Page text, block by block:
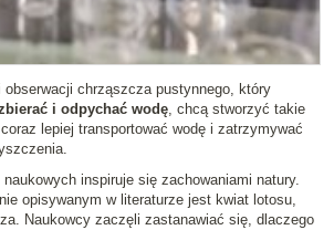
chrząszcza pustynnego, który
i odpychać wodę, chcą stworzyć takie
lepiej transportować wodę i zatrzymywać
inspiruje się zachowaniami natury.
opisywanym w literaturze jest kwiat lotosu,
Naukowcy zaczęli zastanawiać się, dlaczego